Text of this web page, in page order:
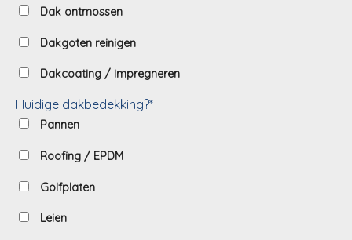
Dak ontmossen
Dakgoten reinigen
Dakcoating / impregneren
Huidige dakbedekking?*
Pannen
Roofing / EPDM
Golfplaten
Leien